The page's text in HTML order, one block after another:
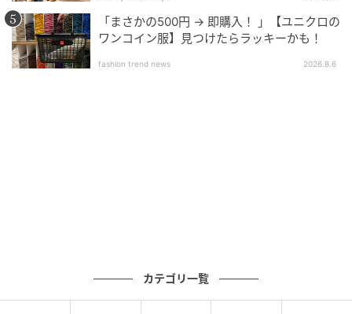
込）
お出かけの日はもちろん、きちんと感を重視したいオ
フィスコーデにも着回せそうなキレイめボウタイブラ
「まさかの500円 → 即購入！ 」【ユニクロの
ワンコイン服】見つけたらラッキーかも！
fashion trend news 2026.8.6
カテゴリ一覧